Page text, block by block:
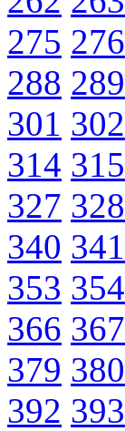
275 276
288 289
301 302
314 315
327 328
340 341
353 354
366 367
379 380
392 393